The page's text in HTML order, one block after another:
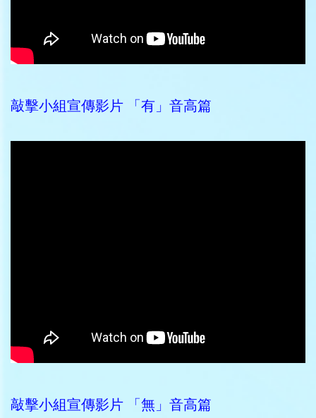
敲擊小組宣傳影片 「有」音高篇
敲擊小組宣傳影片 「無」音高篇